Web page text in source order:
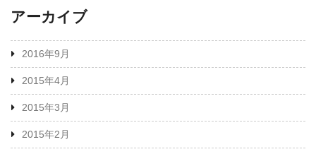
アーカイブ
2016年9月
2015年4月
2015年3月
2015年2月